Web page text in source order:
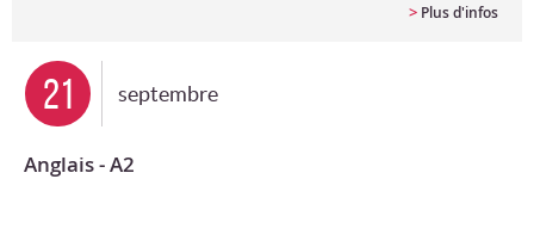
> Plus d'infos
21 septembre
Anglais - A2